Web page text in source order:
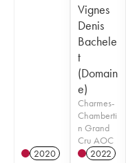
2020
Vignes
Denis
Bachele
t
(Domain
e)
Charmes-
Chamberti
n Grand
Cru AOC
2022